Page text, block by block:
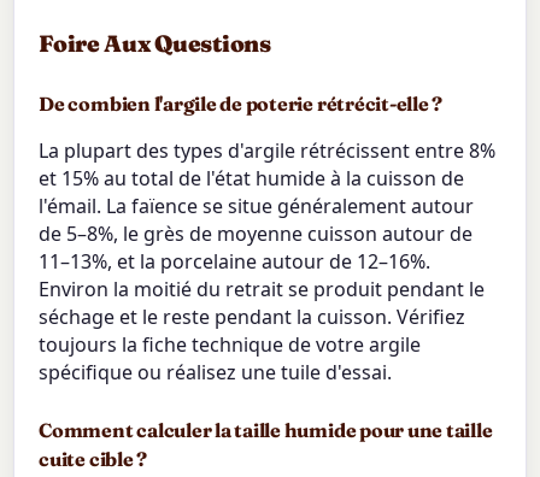
Foire Aux Questions
De combien l'argile de poterie rétrécit-elle ?
La plupart des types d'argile rétrécissent entre 8%
et 15% au total de l'état humide à la cuisson de
l'émail. La faïence se situe généralement autour
de 5–8%, le grès de moyenne cuisson autour de
11–13%, et la porcelaine autour de 12–16%.
Environ la moitié du retrait se produit pendant le
séchage et le reste pendant la cuisson. Vérifiez
toujours la fiche technique de votre argile
spécifique ou réalisez une tuile d'essai.
Comment calculer la taille humide pour une taille
cuite cible ?